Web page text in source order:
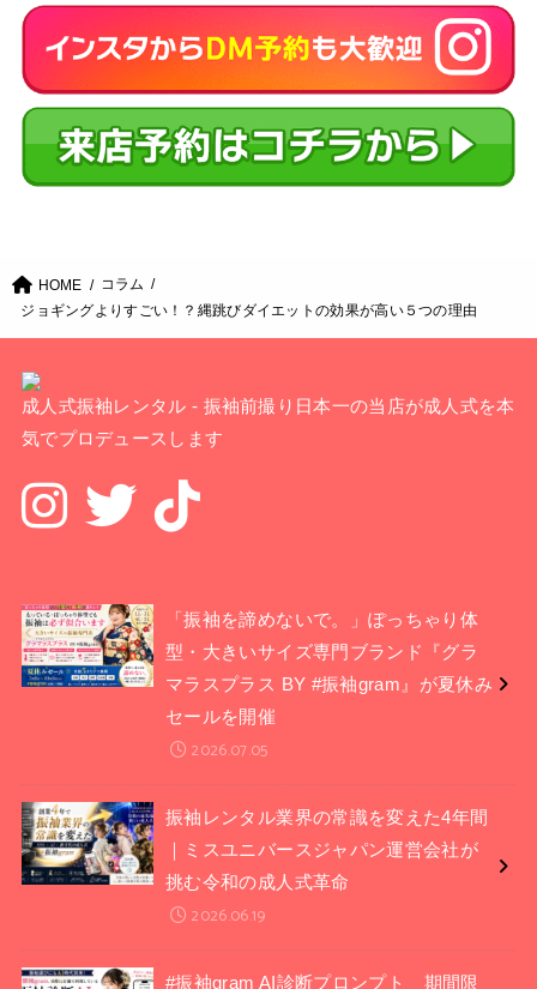
HOME
コラム
ジョギングよりすごい！？縄跳びダイエットの効果が高い５つの理由
成人式振袖レンタル - 振袖前撮り日本一の当店が成人式を本
気でプロデュースします
「振袖を諦めないで。」ぽっちゃり体
型・大きいサイズ専門ブランド『グラ
マラスプラス BY #振袖gram』が夏休み
セールを開催
2026.07.05
振袖レンタル業界の常識を変えた4年間
｜ミスユニバースジャパン運営会社が
挑む令和の成人式革命
2026.06.19
#振袖gram AI診断プロンプト 期間限